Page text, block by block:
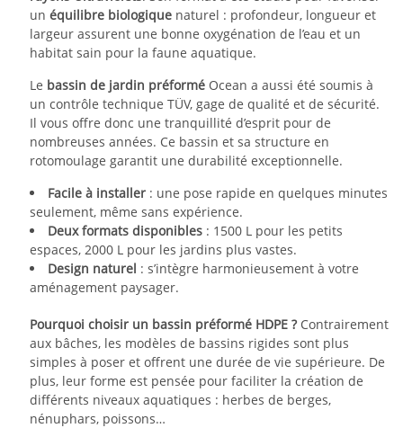
un équilibre biologique naturel : profondeur, longueur et
largeur assurent une bonne oxygénation de l’eau et un
habitat sain pour la faune aquatique.
Le bassin de jardin préformé Ocean a aussi été soumis à
un contrôle technique TÜV, gage de qualité et de sécurité.
Il vous offre donc une tranquillité d’esprit pour de
nombreuses années. Ce bassin et sa structure en
rotomoulage garantit une durabilité exceptionnelle.
Facile à installer : une pose rapide en quelques minutes
seulement, même sans expérience.
Deux formats disponibles : 1500 L pour les petits
espaces, 2000 L pour les jardins plus vastes.
Design naturel : s’intègre harmonieusement à votre
aménagement paysager.
Pourquoi choisir un bassin préformé HDPE ? Contrairement
aux bâches, les modèles de bassins rigides sont plus
simples à poser et offrent une durée de vie supérieure. De
plus, leur forme est pensée pour faciliter la création de
différents niveaux aquatiques : herbes de berges,
nénuphars, poissons…